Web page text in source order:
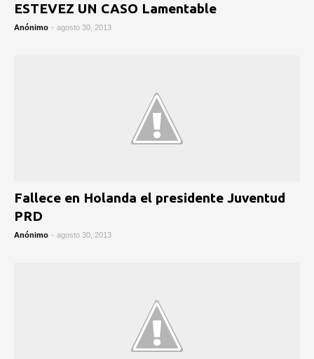
ESTEVEZ UN CASO Lamentable
Anónimo - agosto 30, 2013
Fallece en Holanda el presidente Juventud
PRD
Anónimo - agosto 30, 2013